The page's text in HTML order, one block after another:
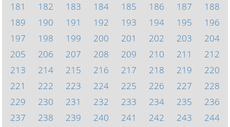
181
182 183 184 185 186 187
188
189
190 191 192 193 194 195
196
197
198 199 200 201 202 203
204
205
206 207 208 209 210 211
212
213
214 215 216 217 218 219
220
221
222 223 224 225 226 227
228
229
230 231 232 233 234 235
236
237
238 239 240 241 242 243
244